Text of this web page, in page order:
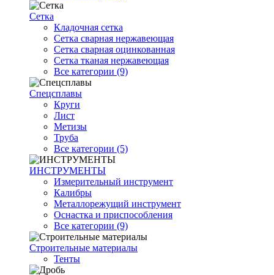
Сетка
Кладочная сетка
Сетка сварная нержавеющая
Сетка сварная оцинкованная
Сетка тканая нержавеющая
Все категории (9)
Спецсплавы
Круги
Лист
Метизы
Труба
Все категории (5)
ИНСТРУМЕНТЫ
Измерительный инструмент
Калибры
Металлорежущий инструмент
Оснастка и приспособления
Все категории (9)
Строительные материалы
Тенты